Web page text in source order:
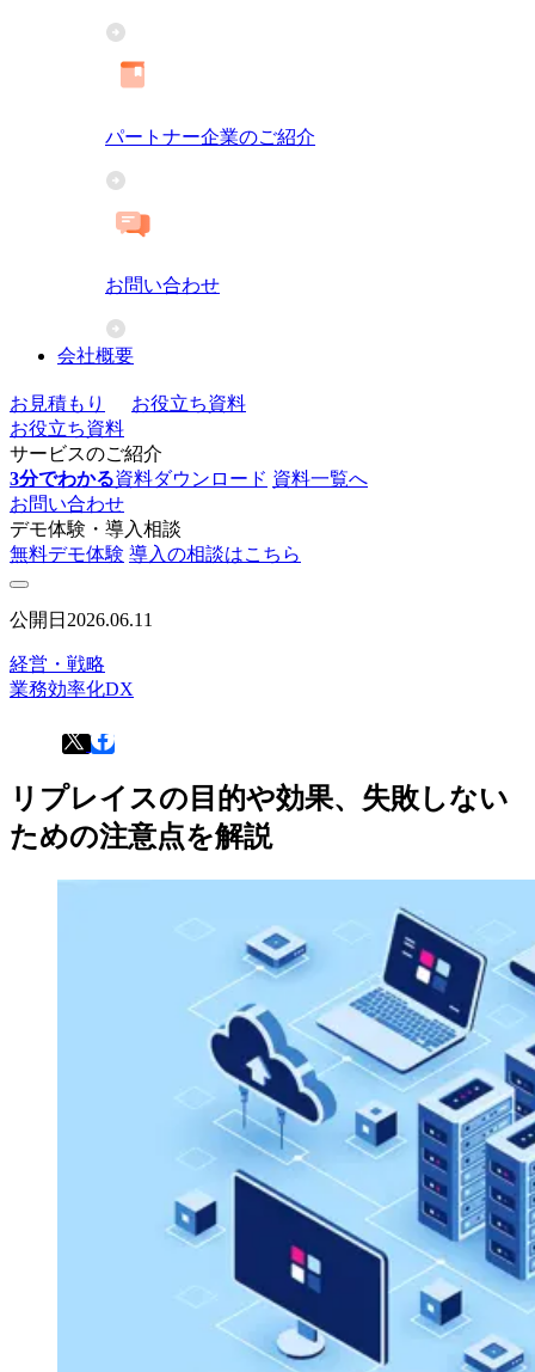
パートナー企業のご紹介
お問い合わせ
会社概要
お見積もり
お役立ち資料
お役立ち資料
サービスのご紹介
3分でわかる資料ダウンロード 資料一覧へ
お問い合わせ
デモ体験・導入相談
無料デモ体験 導入の相談はこちら
公開日 2026.06.11
経営・戦略
業務効率化DX
リプレイスの目的や効果、失敗しない
ための注意点を解説